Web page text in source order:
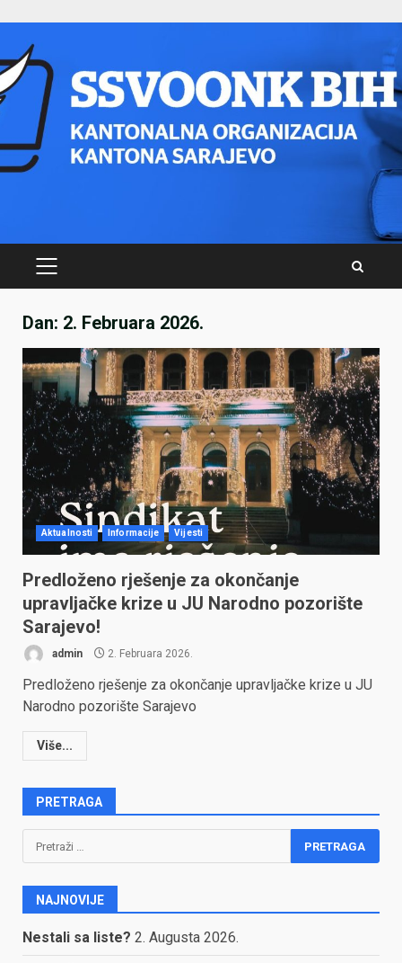
content
PRIMARY
Dan: 2. Februara 2026.
Aktualnosti Informacije Vijesti
Predloženo rješenje za okončanje
upravljačke krize u JU Narodno pozorište
Sarajevo!
admin 2. Februara 2026.
Predloženo rješenje za okončanje upravljačke krize u JU
Narodno pozorište Sarajevo
Više...
PRETRAGA
Pretraga:
NAJNOVIJE
Nestali sa liste? 2. Augusta 2026.